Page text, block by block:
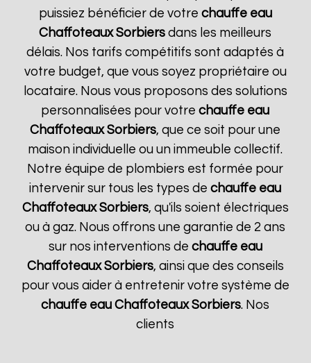
puissiez bénéficier de votre chauffe eau
Chaffoteaux Sorbiers dans les meilleurs
délais. Nos tarifs compétitifs sont adaptés à
votre budget, que vous soyez propriétaire ou
locataire. Nous vous proposons des solutions
personnalisées pour votrechauffe eau
Chaffoteaux Sorbiers, que ce soit pour une
maison individuelle ou un immeuble collectif.
Notre équipe de plombiers est formée pour
intervenir sur tous les types dechauffe eau
Chaffoteaux Sorbiers, qu'ils soient électriques
ou à gaz. Nous offrons une garantie de 2 ans
sur nos interventions de chauffe eau
Chaffoteaux Sorbiers, ainsi que des conseils
pour vous aider à entretenir votre système de
chauffe eau Chaffoteaux Sorbiers. Nos
clients